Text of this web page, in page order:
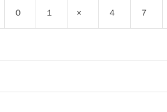
０ １ × ４ ７